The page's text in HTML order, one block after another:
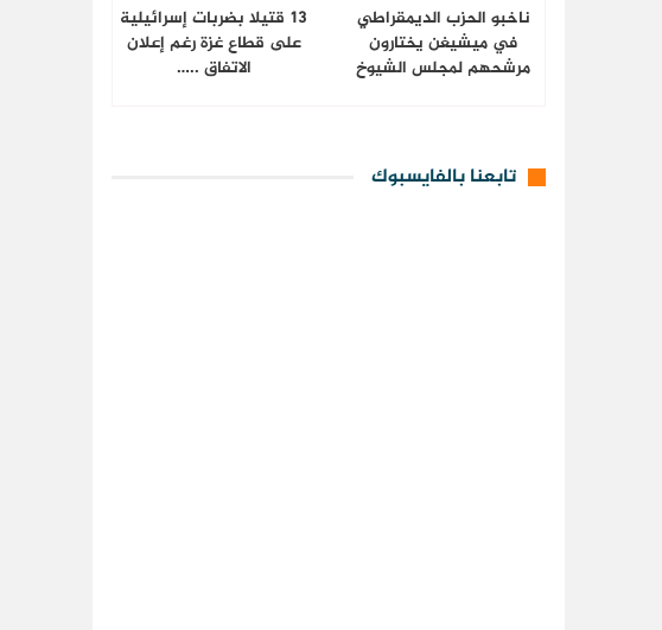
ناخبو الحزب الديمقراطي
في ميشيغن يختارون
مرشحهم لمجلس الشيوخ
13 قتيلا بضربات إسرائيلية
على قطاع غزة رغم إعلان
الاتفاق ..…
تابعنا بالفايسبوك